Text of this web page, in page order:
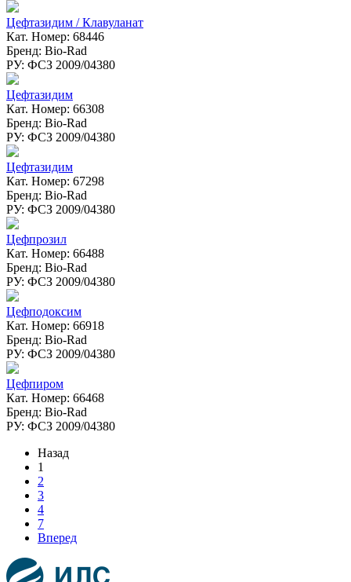
Цефтазидим / Клавуланат
Кат. Номер: 68446
Бренд: Bio-Rad
РУ: ФСЗ 2009/04380
Цефтазидим
Кат. Номер: 66308
Бренд: Bio-Rad
РУ: ФСЗ 2009/04380
Цефтазидим
Кат. Номер: 67298
Бренд: Bio-Rad
РУ: ФСЗ 2009/04380
Цефпрозил
Кат. Номер: 66488
Бренд: Bio-Rad
РУ: ФСЗ 2009/04380
Цефподоксим
Кат. Номер: 66918
Бренд: Bio-Rad
РУ: ФСЗ 2009/04380
Цефпиром
Кат. Номер: 66468
Бренд: Bio-Rad
РУ: ФСЗ 2009/04380
Назад
1
2
3
4
7
Вперед